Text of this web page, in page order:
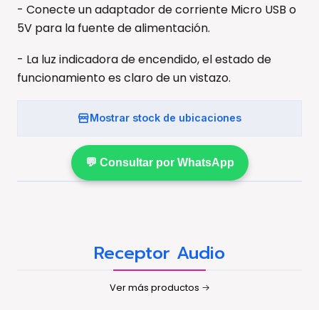
- Conecte un adaptador de corriente Micro USB o
5V para la fuente de alimentación.
- La luz indicadora de encendido, el estado de
funcionamiento es claro de un vistazo.
Mostrar stock de ubicaciones
💬 Consultar por WhatsApp
Receptor Audio
Ver más productos